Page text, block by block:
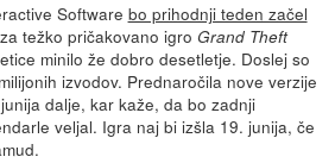
Software bo prihodnji teden začel
težko pričakovano igro Grand Theft
minilo že dobro desetletje. Doslej so
izvodov. Prednaročila nove verzije
dalje, kar kaže, da bo zadnji
veljal. Igra naj bi izšla 19. junija, če